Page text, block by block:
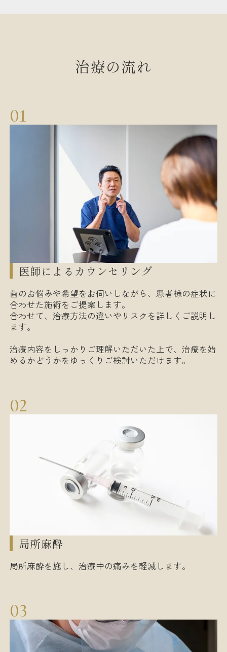
治療の流れ
医師によるカウンセリング
歯のお悩みや希望をお伺いしながら、患者様の症状に
合わせた施術をご提案します。
合わせて、治療方法の違いやリスクを詳しくご説明し
ます。
治療内容をしっかりご理解いただいた上で、治療を始
めるかどうかをゆっくりご検討いただけます。
局所麻酔
局所麻酔を施し、治療中の痛みを軽減します。